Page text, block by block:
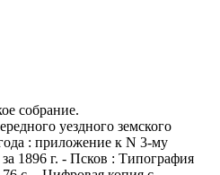
собрание.
уездного земского
: приложение к N 3-му
1896 г. - Псков : Типография